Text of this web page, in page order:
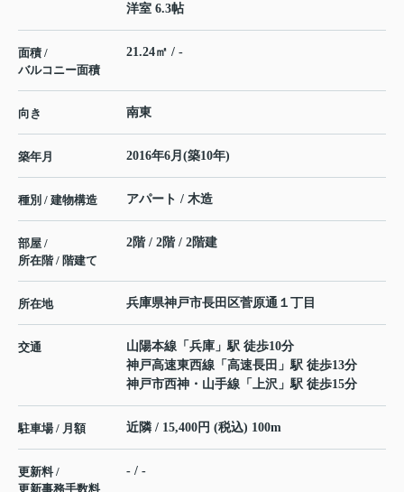
洋室 6.3帖
面積 /
バルコニー面積
21.24㎡ / -
向き 南東
築年月 2016年6月(築10年)
種別 / 建物構造 アパート / 木造
部屋 /
所在階 / 階建て
2階 / 2階 / 2階建
所在地 兵庫県神戸市長田区菅原通 １丁目
交通 山陽本線 「 兵庫 」駅 徒歩10分
神戸高速東西線 「 高速長田 」駅 徒歩13分
神戸市西神・山手線 「 上沢 」駅 徒歩15分
駐車場 / 月額 近隣 / 15,400円 (税込) 100m
更新料 /
更新事務手数料
- / -